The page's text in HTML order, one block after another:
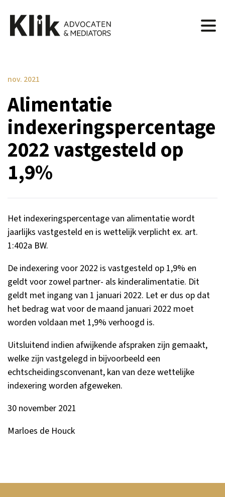
nov. 2021
Alimentatie
indexeringspercentage
2022 vastgesteld op
1,9%
Het indexeringspercentage van alimentatie wordt
jaarlijks vastgesteld en is wettelijk verplicht ex. art.
1:402a BW.
De indexering voor 2022 is vastgesteld op 1,9% en
geldt voor zowel partner- als kinderalimentatie. Dit
geldt met ingang van 1 januari 2022. Let er dus op dat
het bedrag wat voor de maand januari 2022 moet
worden voldaan met 1,9% verhoogd is.
Uitsluitend indien afwijkende afspraken zijn gemaakt,
welke zijn vastgelegd in bijvoorbeeld een
echtscheidingsconvenant, kan van deze wettelijke
indexering worden afgeweken.
30 november 2021
Marloes de Houck